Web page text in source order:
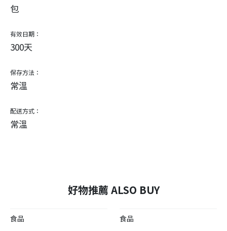
包
有效日期：
300天
保存方法：
常溫
配送方式：
常溫
好物推薦 ALSO BUY
食品 食品